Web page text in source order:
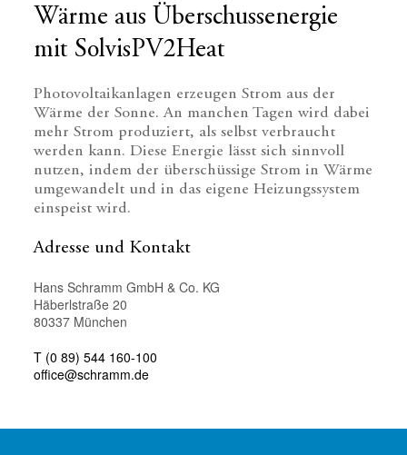
Wärme aus Überschussenergie
mit SolvisPV2Heat
Photovoltaikanlagen erzeugen Strom aus der
Wärme der Sonne. An manchen Tagen wird dabei
mehr Strom produziert, als selbst verbraucht
werden kann. Diese Energie lässt sich sinnvoll
nutzen, indem der überschüssige Strom in Wärme
umgewandelt und in das eigene Heizungssystem
einspeist wird.
Adresse und Kontakt
Hans Schramm GmbH & Co. KG
Häberlstraße 20
80337 München
T (0 89) 544 160-100
office@schramm.de